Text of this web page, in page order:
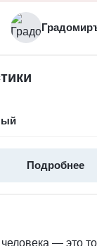
Подробнее
— это